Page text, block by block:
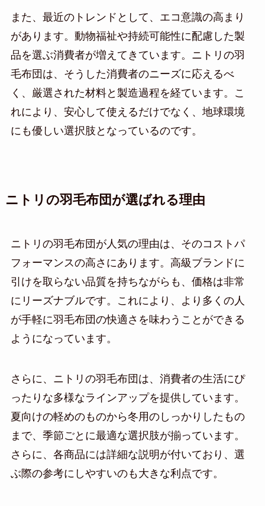
また、最近のトレンドとして、エコ意識の高まり
があります。動物福祉や持続可能性に配慮した製
品を選ぶ消費者が増えてきています。ニトリの羽
毛布団は、そうした消費者のニーズに応えるべ
く、厳選された材料と製造過程を経ています。こ
れにより、安心して使えるだけでなく、地球環境
にも優しい選択肢となっているのです。
ニトリの羽毛布団が選ばれる理由
ニトリの羽毛布団が人気の理由は、そのコストパ
フォーマンスの高さにあります。高級ブランドに
引けを取らない品質を持ちながらも、価格は非常
にリーズナブルです。これにより、より多くの人
が手軽に羽毛布団の快適さを味わうことができる
ようになっています。
さらに、ニトリの羽毛布団は、消費者の生活にぴ
ったりな多様なラインアップを提供しています。
夏向けの軽めのものから冬用のしっかりしたもの
まで、季節ごとに最適な選択肢が揃っています。
さらに、各商品には詳細な説明が付いており、選
ぶ際の参考にしやすいのも大きな利点です。